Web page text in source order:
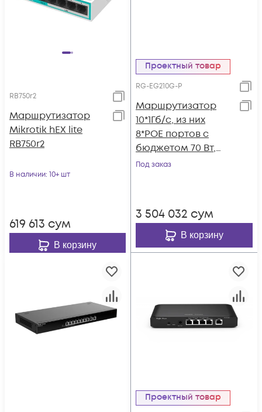
RB750r2
Маршрутизатор
Mikrotik hEX lite
RB750r2
В наличии: 10+ шт
619 613 сум
В корзину
Проектный товар
RG-EG210G-P
Маршрутизатор
10*1Гб/c, из них
8*POE портов с
бюджетом 70 Вт,
поддержка до 4
500Mbps
Под заказ
3 504 032 сум
В корзину
Проектный товар